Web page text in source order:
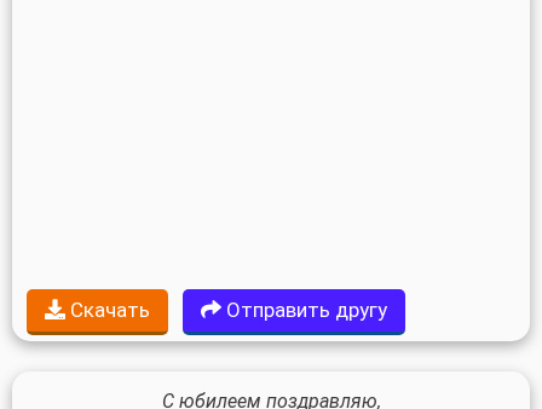
Скачать Отправить другу
С юбилеем поздравляю,